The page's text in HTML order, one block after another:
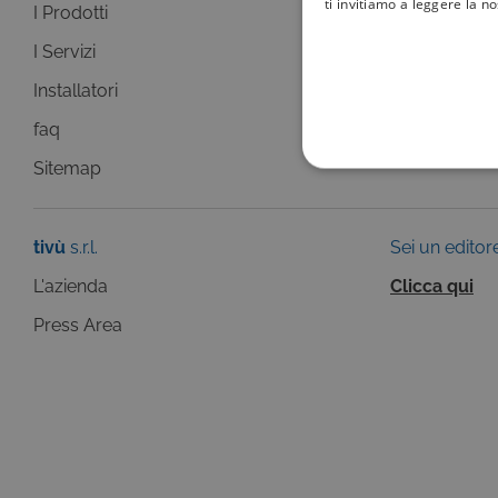
I Prodotti
I Servizi
Installatori
faq
Sitemap
La Guida +
tivù s.r.l.
L'azienda
Press Area
Sei un
Clicca qui
COOKIE
visualizzazione del sito e
selezionati (es. lingua,
loro installazione, ma in